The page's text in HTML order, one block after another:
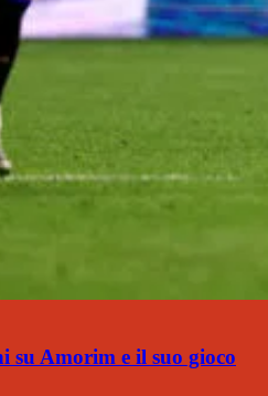
su Amorim e il suo gioco